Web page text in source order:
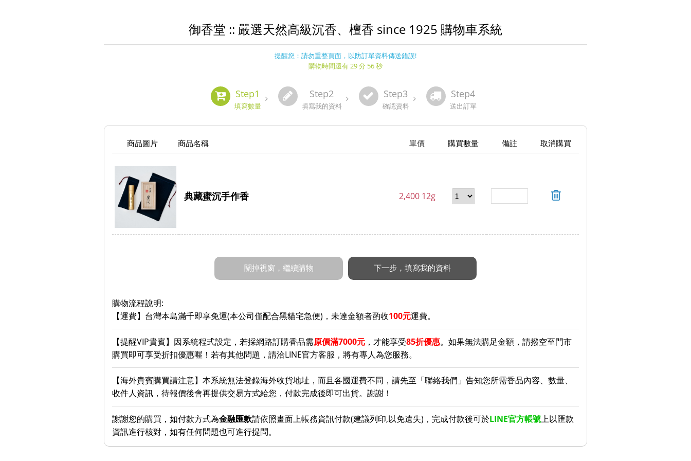
御香堂 :: 嚴選天然高級沉香、檀香 since 1925 購物車系統
提醒您：請勿重整頁面，以防訂單資料傳送錯誤!
購物時間還有 29 分 56 秒
Step1
填寫數量
Step2
填寫我的資料
Step3
確認資料
Step4
送出訂單
商品圖片 商品名稱 單價 購買數量 備註 取消購買
典藏蜜沉手作香 2,400 12g
購物流程說明:
【運費】台灣本島滿千即享免運(本公司僅配合黑貓宅急便)，未達金額者酌收100元運費。
【提醒VIP貴賓】因系統程式設定，若採網路訂購香品需原價滿7000元 ，才能享受85折優惠。如果無法購足金額，請撥空至門市
購買即可享受折扣優惠喔！若有其他問題，請洽LINE官方客服，將有專人為您服務。
【海外貴賓購買請注意】本系統無法登錄海外收貨地址，而且各國運費不同，請先至「聯絡我們」告知您所需香品內容、數量、
收件人資訊，待報價後會再提供交易方式給您，付款完成後即可出貨。謝謝！
謝謝您的購買，如付款方式為金融匯款請依照畫面上帳務資訊付款(建議列印,以免遺失)，完成付款後可於LINE官方帳號上以匯款
資訊進行核對，如有任何問題也可進行提問。